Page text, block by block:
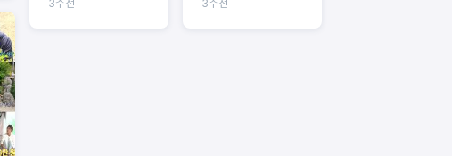
반된 임장 소감!
3주전 3주전